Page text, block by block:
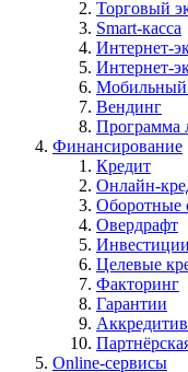
Торговый
Smart-касса
Интернет-
Интернет-
Мобильный
Вендинг
Программа
Финансирование
Кредит
Онлайн-
Оборотные
Овердрафт
Инвестиции
Целевые
Факторинг
Гарантии
Online-сервисы